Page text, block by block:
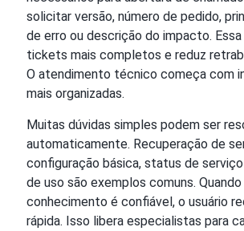
solicitar versão, número de pedido,
de erro ou descrição do impacto.
tickets mais completos e reduz
O atendimento técnico começa com
mais organizadas.
Muitas dúvidas simples podem ser
automaticamente. Recuperação de
configuração básica, status de
de uso são exemplos comuns.
conhecimento é confiável, o usuário
rápida. Isso libera especialistas para